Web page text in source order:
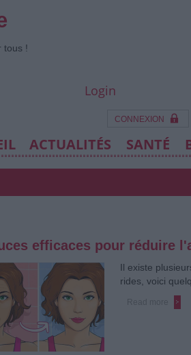
tous !
Login
CONNEXION
ACTUALITÉS SANTÉ
efficaces pour réduire
Il existe
rides, voici